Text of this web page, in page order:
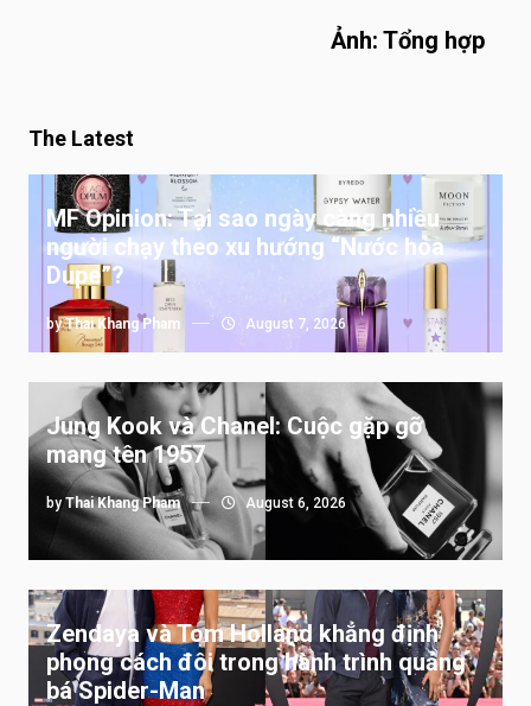
Ảnh: Tổng hợp
The Latest
MF Opinion: Tại sao ngày càng nhiều
người chạy theo xu hướng “Nước hoa
Dupe”?
byThai Khang Pham August 7, 2026
Jung Kook và Chanel: Cuộc gặp gỡ
mang tên 1957
by Thai Khang Pham August 6, 2026
Zendaya và Tom Holland khẳng định
phong cách đôi trong hành trình quảng
bá Spider-Man